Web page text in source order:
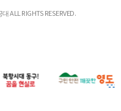
ALL RIGHTS RESERVED.